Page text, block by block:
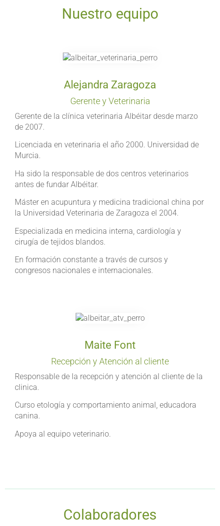
Nuestro equipo
Alejandra Zaragoza
Gerente y Veterinaria
Gerente de la clínica veterinaria Albéitar desde marzo
de 2007.
Licenciada en veterinaria el año 2000. Universidad de
Murcia.
Ha sido la responsable de dos centros veterinarios
antes de fundar Albéitar.
Máster en acupuntura y medicina tradicional china por
la Universidad Veterinaria de Zaragoza el 2004.
Especializada en medicina interna, cardiología y
cirugía de tejidos blandos.
En formación constante a través de cursos y
congresos nacionales e internacionales.
Maite Font
Recepción y Atención al cliente
Responsable de la recepción y atención al cliente de la
clinica.
Curso etología y comportamiento animal, educadora
canina.
Apoya al equipo veterinario.
Colaboradores